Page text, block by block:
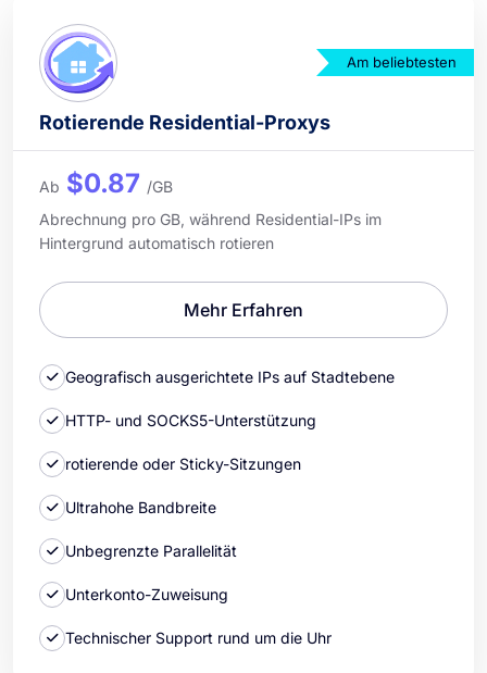
Am beliebtesten
Rotierende Residential-Proxys
Ab $0.87 /GB
Abrechnung pro GB, während Residential-IPs im
Hintergrund automatisch rotieren
Mehr Erfahren
Geografisch ausgerichtete IPs auf Stadtebene
HTTP- und SOCKS5-Unterstützung
rotierende oder Sticky-Sitzungen
Ultrahohe Bandbreite
Unbegrenzte Parallelität
Unterkonto-Zuweisung
Technischer Support rund um die Uhr